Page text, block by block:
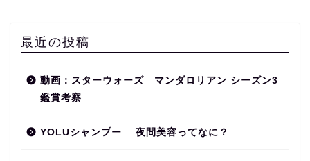
最近の投稿
動画：スターウォーズ マンダロリアン シーズン3
鑑賞考察
YOLUシャンプー 夜間美容ってなに？